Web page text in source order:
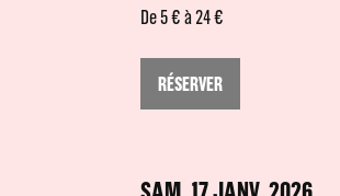
De 5 € à 24 €
RÉSERVER